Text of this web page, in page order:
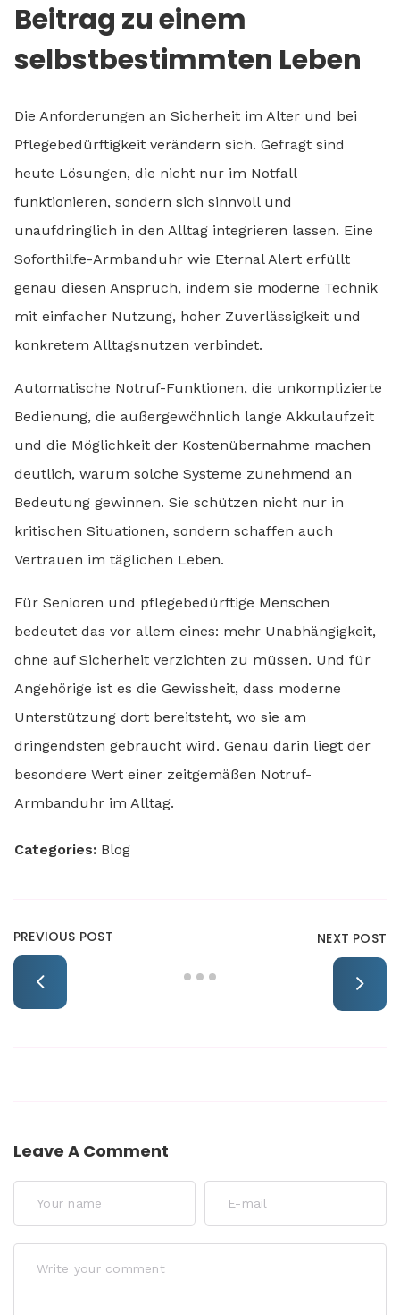
Beitrag zu einem
selbstbestimmten Leben
Die Anforderungen an Sicherheit im Alter und bei
Pflegebedürftigkeit verändern sich. Gefragt sind
heute Lösungen, die nicht nur im Notfall
funktionieren, sondern sich sinnvoll und
unaufdringlich in den Alltag integrieren lassen. Eine
Soforthilfe-Armbanduhr wie Eternal Alert erfüllt
genau diesen Anspruch, indem sie moderne Technik
mit einfacher Nutzung, hoher Zuverlässigkeit und
konkretem Alltagsnutzen verbindet.
Automatische Notruf-Funktionen, die unkomplizierte
Bedienung, die außergewöhnlich lange Akkulaufzeit
und die Möglichkeit der Kostenübernahme machen
deutlich, warum solche Systeme zunehmend an
Bedeutung gewinnen. Sie schützen nicht nur in
kritischen Situationen, sondern schaffen auch
Vertrauen im täglichen Leben.
Für Senioren und pflegebedürftige Menschen
bedeutet das vor allem eines: mehr Unabhängigkeit,
ohne auf Sicherheit verzichten zu müssen. Und für
Angehörige ist es die Gewissheit, dass moderne
Unterstützung dort bereitsteht, wo sie am
dringendsten gebraucht wird. Genau darin liegt der
besondere Wert einer zeitgemäßen Notruf-
Armbanduhr im Alltag.
Categories: Blog
PREVIOUS POST NEXT POST
Leave A Comment